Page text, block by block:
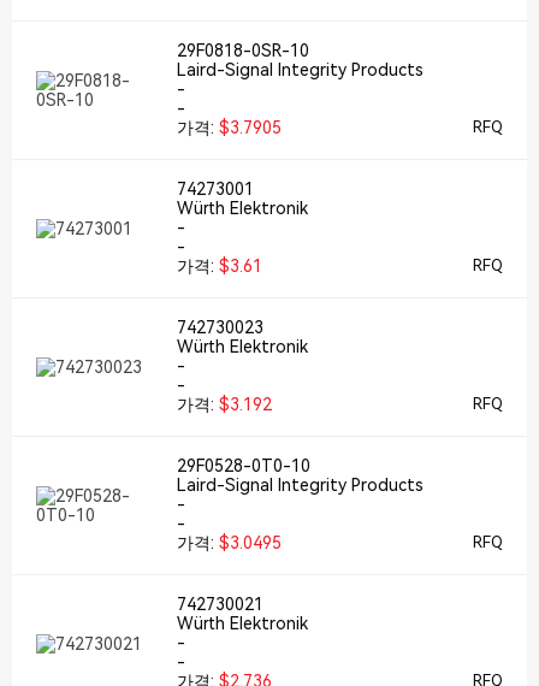
29F0818-0SR-10
Laird-Signal Integrity Products
-
-
가격: $3.7905 RFQ
74273001
Würth Elektronik
-
-
가격: $3.61 RFQ
742730023
Würth Elektronik
-
-
가격: $3.192 RFQ
29F0528-0T0-10
Laird-Signal Integrity Products
-
-
가격: $3.0495 RFQ
742730021
Würth Elektronik
-
-
가격: $2.736 RFQ